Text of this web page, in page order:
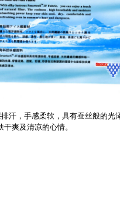
，手感柔软，具有蚕丝般的光
爽及清凉的心情。